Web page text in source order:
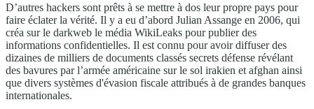
D’autres hackers sont prêts à se mettre à dos leur propre pays pour
faire éclater la vérité. Il y a eu d’abord Julian Assange en 2006, qui
créa sur le darkweb le média WikiLeaks pour publier des
informations confidentielles. Il est connu pour avoir diffuser des
dizaines de milliers de documents classés secrets défense révélant
des bavures par l’armée américaine sur le sol irakien et afghan ainsi
que divers systèmes d'évasion fiscale attribués à de grandes banques
internationales.